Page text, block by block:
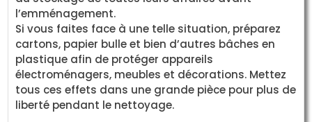
l’emménagement.
Si vous faites face à une telle situation, préparez
cartons, papier bulle et bien d’autres bâches en
plastique afin de protéger appareils
électroménagers, meubles et décorations. Mettez
tous ces effets dans une grande pièce pour plus de
liberté pendant le nettoyage.